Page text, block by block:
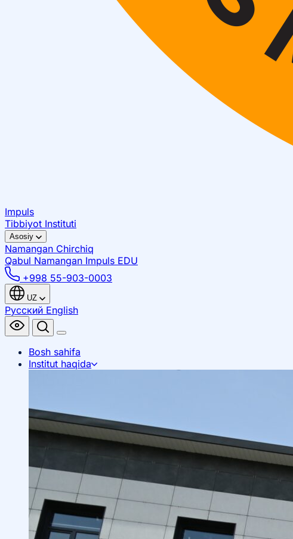
Impuls
Tibbiyot Instituti
Asosiy
Namangan Chirchiq
Qabul Namangan Impuls EDU
+998 55-903-0003
UZ
Русский English
Bosh sahifa
Institut haqida